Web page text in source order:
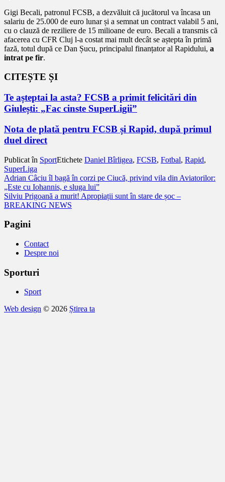
Gigi Becali, patronul FCSB, a dezvăluit că jucătorul va încasa un
salariu de 25.000 de euro lunar și a semnat un contract valabil 5 ani,
cu o clauză de reziliere de 15 milioane de euro. Becali a transmis că
afacerea cu CFR Cluj l-a costat mai mult decât se aștepta în primă
fază, totul după ce Dan Șucu, principalul finanțator al Rapidului, a
intrat pe fir.
CITEȘTE ȘI
Te așteptai la asta? FCSB a primit felicitări din
Giulești: „Fac cinste SuperLigii”
Nota de plată pentru FCSB și Rapid, după primul
duel direct
Publicat în SportEtichete Daniel Bîrligea, FCSB, Fotbal, Rapid,
SuperLiga
Navigare
în
articole
Adrian Câciu îl bagă în corzi pe Ciucă, privind vila din Aviatorilor:
„Este cu Iohannis, e sluga lui”
Silviu Prigoană a murit! Apropiații sunt în stare de șoc –
BREAKING NEWS
Pagini
Contact
Despre noi
Sporturi
Sport
Web design © 2026 Știrea ta